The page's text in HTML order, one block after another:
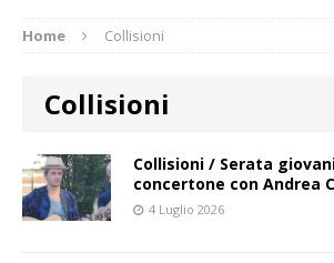
Home Collisioni
Collisioni
Collisioni / Serata
concertone con Andrea
4 Luglio 2026